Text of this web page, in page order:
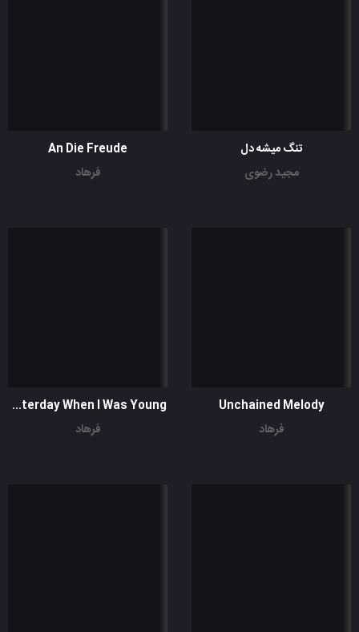
تنگ میشه دل
مجید رضوی
An Die Freude
فرهاد
Unchained Melody
فرهاد
Yesterday When I Was Young
فرهاد